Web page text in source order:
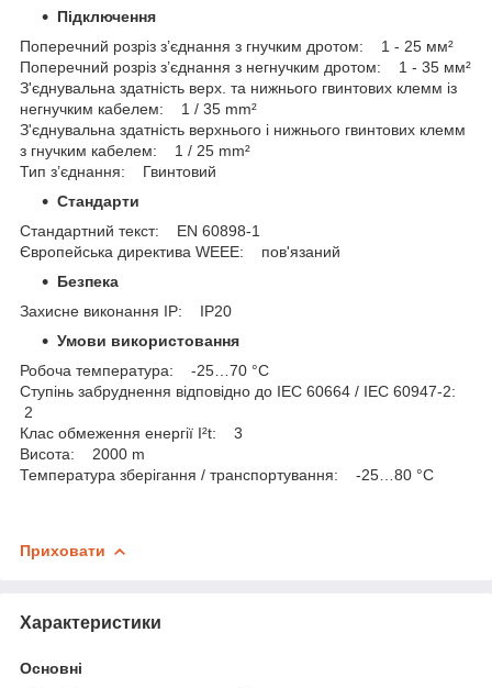
Підключення
Поперечний розріз з’єднання з гнучким дротом: 1 - 25 мм²
Поперечний розріз з’єднання з негнучким дротом: 1 - 35 мм²
З'єднувальна здатність верх. та нижнього гвинтових клемм із
негнучким кабелем: 1 / 35 mm²
З'єднувальна здатність верхнього і нижнього гвинтових клемм
з гнучким кабелем: 1 / 25 mm²
Тип з’єднання: Гвинтовий
Стандарти
Стандартний текст: EN 60898-1
Європейська директива WEEE: пов'язаний
Безпека
Захисне виконання ІР: IP20
Умови використовання
Робоча температура: -25…70 °C
Ступінь забруднення відповідно до IEC 60664 / IEC 60947-2:
2
Клас обмеження енергії I²t: 3
Висота: 2000 m
Температура зберігання / транспортування: -25…80 °C
Приховати
Характеристики
Основні